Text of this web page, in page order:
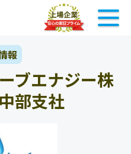
報
ブエナジー株
部支社